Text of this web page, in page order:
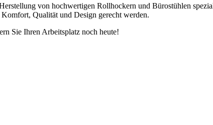
von hochwertigen Rollhockern und Bürostühlen
Qualität und Design gerecht werden.
Sie Ihren Arbeitsplatz noch heute!